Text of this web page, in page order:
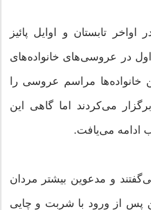
تابستان و اوایل پائیز
در عروسى‌هاى خانواده‌هاى
خانواده‌ها مراسم عروسى را
مى‌کردند اما گاهى این
ادامه مى‌یافت.
و مدعوین بیشتر مردان
پس از ورود با شربت و چایى